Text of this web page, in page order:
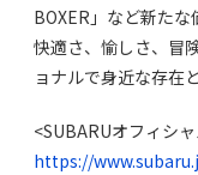
BOXER」など新たな
快適さ、愉しさ、冒
ョナルで身近な存在
<SUBARUオフィシ
https://